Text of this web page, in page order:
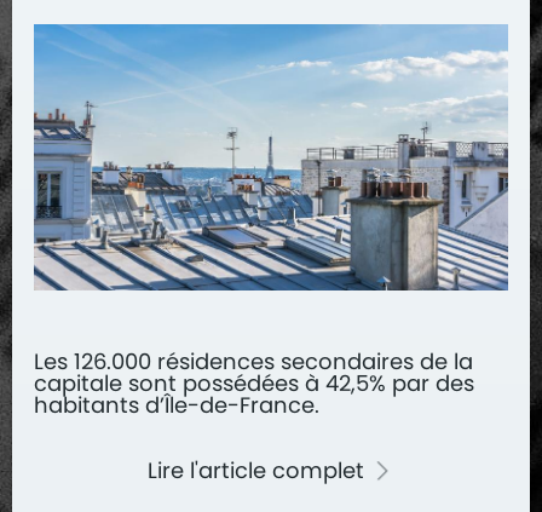
Les 126.000 résidences secondaires de la
capitale sont possédées à 42,5% par des
habitants d’Île-de-France.
Lire l'article complet